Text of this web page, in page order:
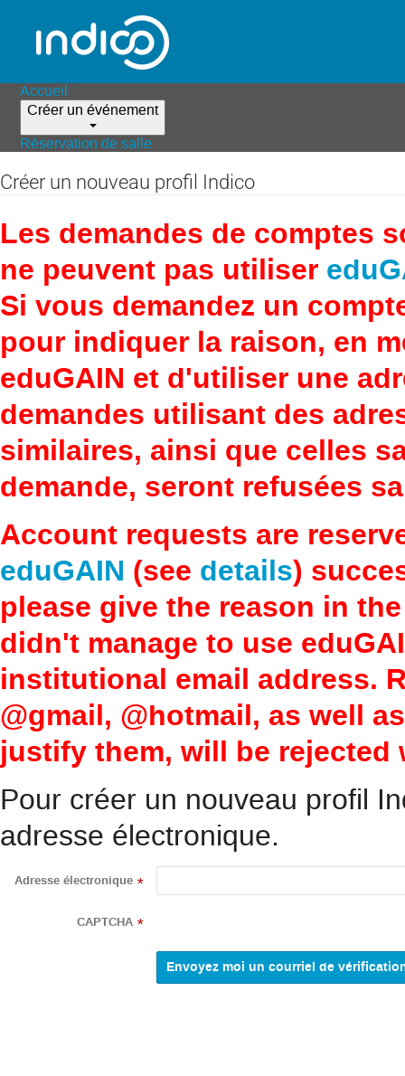
Accueil
Créer un événement
Réservation de salle
Créer un nouveau profil Indico
Les demandes de comptes
ne peuvent pas utiliser
Si vous demandez un
pour indiquer la raison, en
eduGAIN et d'utiliser une
demandes utilisant des
similaires, ainsi que celles
demande, seront refusées
Account requests are
eduGAIN (see details)
please give the reason in
didn't manage to use
institutional email address.
@gmail, @hotmail, as well
justify them, will be
Pour créer un nouveau profil
adresse électronique.
Adresse électronique *
CAPTCHA *